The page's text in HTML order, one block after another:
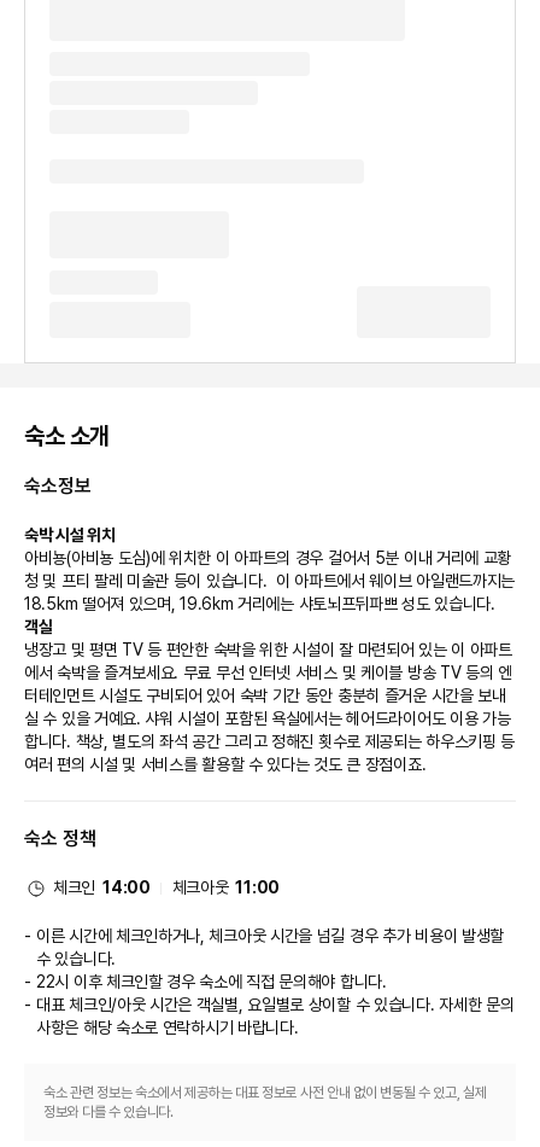
숙소 소개
숙소정보
숙박 시설 위치
아비뇽(아비뇽 도심)에 위치한 이 아파트의 경우 걸어서 5분 이내 거리에 교황
청 및 프티 팔레 미술관 등이 있습니다.  이 아파트에서 웨이브 아일랜드까지는
18.5km 떨어져 있으며, 19.6km 거리에는 샤토뇌프뒤파쁘 성도 있습니다.
객실
냉장고 및 평면 TV 등 편안한 숙박을 위한 시설이 잘 마련되어 있는 이 아파트
에서 숙박을 즐겨보세요. 무료 무선 인터넷 서비스 및 케이블 방송 TV 등의 엔
터테인먼트 시설도 구비되어 있어 숙박 기간 동안 충분히 즐거운 시간을 보내
실 수 있을 거예요. 샤워 시설이 포함된 욕실에서는 헤어드라이어도 이용 가능
합니다. 책상, 별도의 좌석 공간 그리고 정해진 횟수로 제공되는 하우스키핑 등
여러 편의 시설 및 서비스를 활용할 수 있다는 것도 큰 장점이죠.
숙소 정책
체크인 14:00 체크아웃 11:00
이른 시간에 체크인하거나, 체크아웃 시간을 넘길 경우 추가 비용이 발생할
수 있습니다.
22시 이후 체크인할 경우 숙소에 직접 문의해야 합니다.
대표 체크인/아웃 시간은 객실별, 요일별로 상이할 수 있습니다. 자세한 문의
사항은 해당 숙소로 연락하시기 바랍니다.
숙소 관련 정보는 숙소에서 제공하는 대표 정보로 사전 안내 없이 변동될 수 있고, 실제
정보와 다를 수 있습니다.